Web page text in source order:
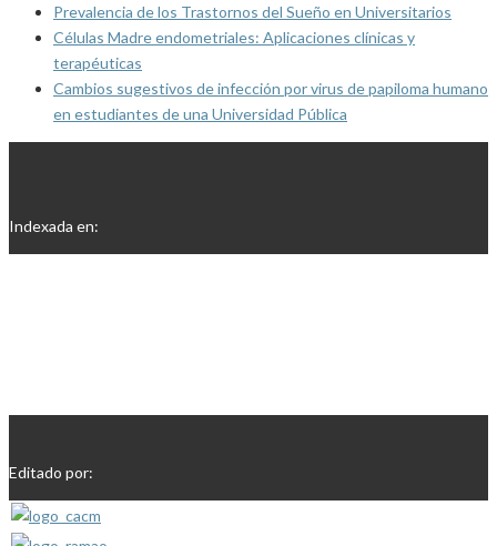
Prevalencia de los Trastornos del Sueño en Universitarios
Células Madre endometriales: Aplicaciones clínicas y
terapéuticas
Cambios sugestivos de infección por virus de papiloma humano
en estudiantes de una Universidad Pública
Indexada en:
Editado por: